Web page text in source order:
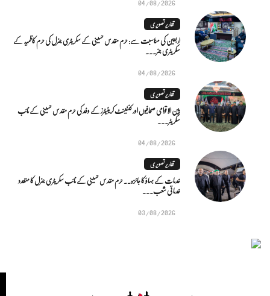
تقاریر تصویری
اربعین کی مناسبت سے: حرم مقدس حسینی کے سکریٹری جنرل کی حرم کاظمیہ کے
سکریٹری جنر...
04/08/2026
تقاریر تصویری
بین الاقوامی صحافیوں اور کنٹینٹ کریئیٹرز کے وفد کی حرم مقدس حسینی کے نائب
سکریٹر...
04/08/2026
تقاریر تصویری
خدمات کے بہاؤ کا جائزہ.. حرم مقدس حسینی کے نائب سکریٹری جنرل کا متعدد
خدماتی شعب...
03/08/2026